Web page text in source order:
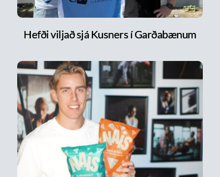
Hefði viljað sjá Kusners í Garðabænum